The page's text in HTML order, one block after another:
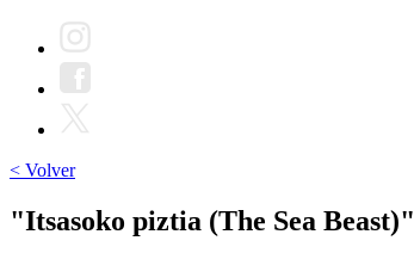
< Volver
"Itsasoko piztia (The Sea Beast)"